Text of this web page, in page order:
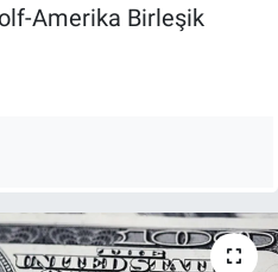
Amerika Birleşik